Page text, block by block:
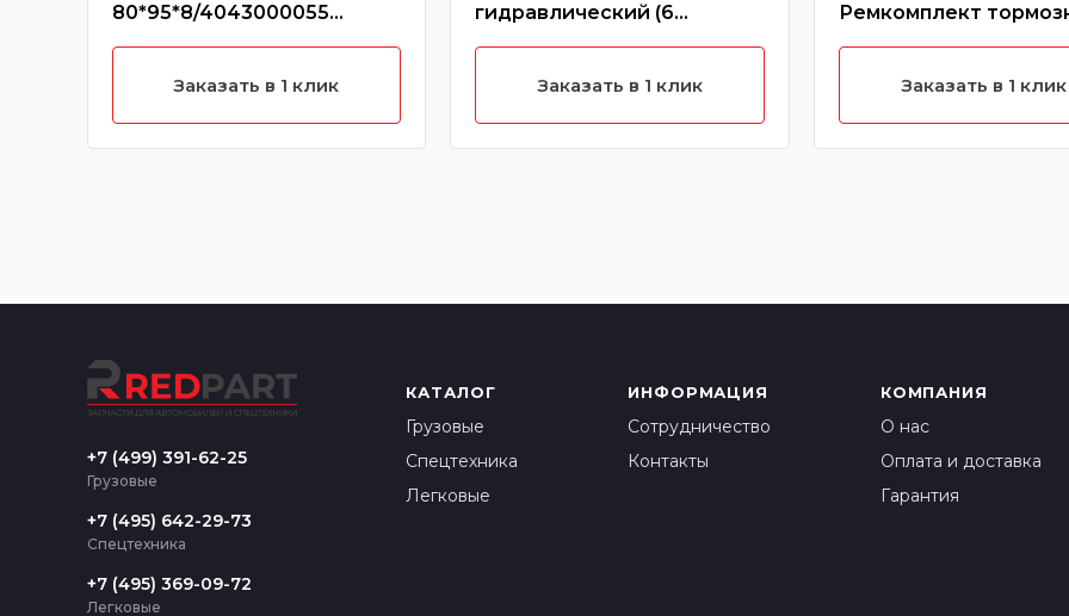
80*95*8/4043000055
сочленения ковша со
Заказать в 1 клик
гидравлический (6
шлицов)
Заказать в 1 клик
Ремкомплект
суппорта LG918
Заказать в 1 клик
+7 (499) 391-62-25
Грузовые
+7 (495) 642-29-73
Спецтехника
+7 (495) 369-09-72
Легковые
КАТАЛОГ
Грузовые
Спецтехника
Легковые
ИНФОРМАЦИЯ
Сотрудничество
Контакты
КОМПАНИЯ
О нас
Оплата и доставка
Гарантия